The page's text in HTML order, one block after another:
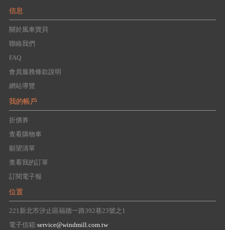
信息
關於風車寶貝
聯絡我們
FAQ
會員服務條款說明
網站導覽
我的帳戶
折價券
查看購物車
願望清單
查看我的訂單
訂閱電子報
位置
221新北市汐止區福德一路392巷23號之1
電子信箱:service@windmill.com.tw